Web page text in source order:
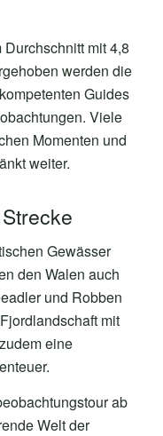
mit 4,8
werden die
Guides
Viele
Momenten und
weiter.
Gewässer
den Walen auch
und Robben
mit
eine
ab
Welt der